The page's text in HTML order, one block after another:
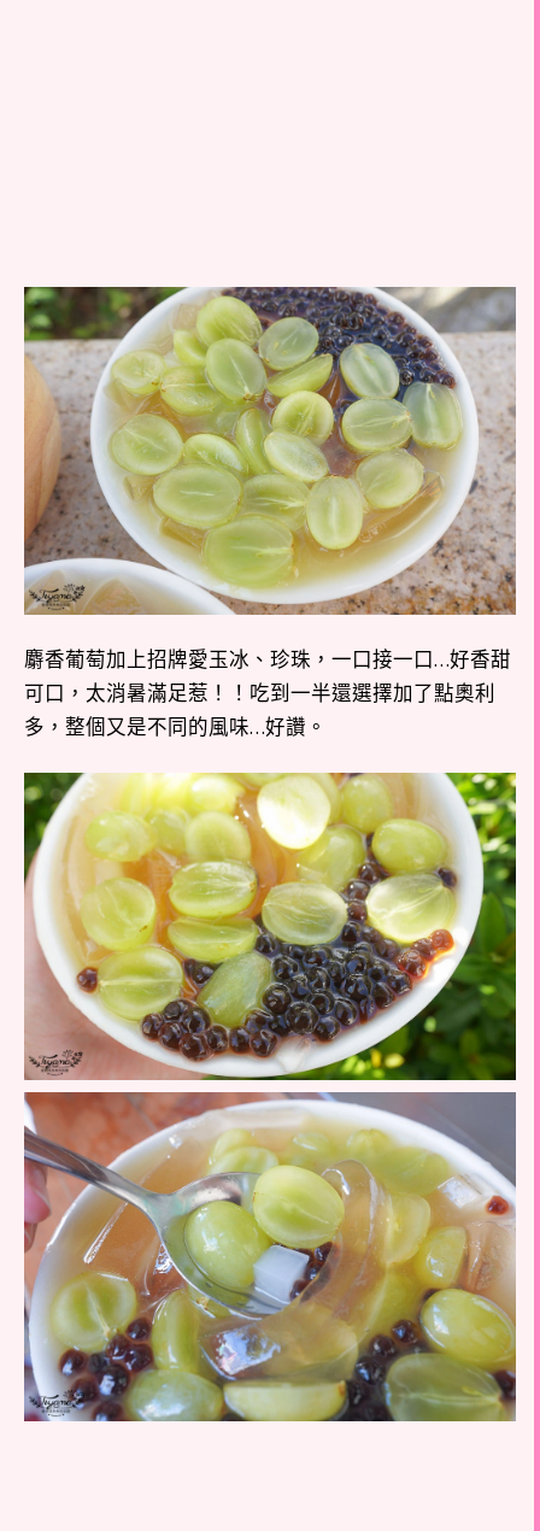
麝香葡萄加上招牌愛玉冰、珍珠，一口接一口…好香甜
可口，太消暑滿足惹！！吃到一半還選擇加了點奧利
多，整個又是不同的風味…好讚。